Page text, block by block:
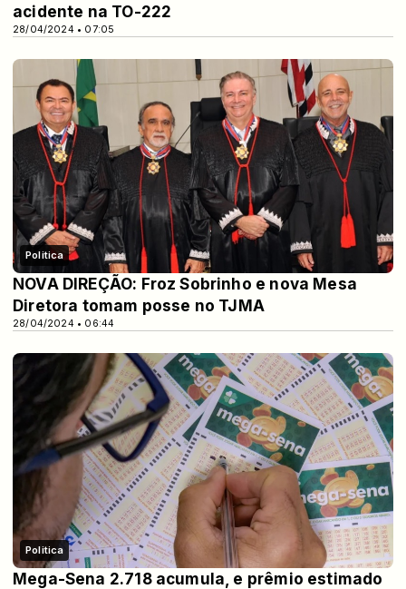
28/04/2024 • 07:05
acidente na TO-222
Politica
28/04/2024 • 06:44
NOVA DIREÇÃO: Froz Sobrinho e nova Mesa
Diretora tomam posse no TJMA
Politica
Mega-Sena 2.718 acumula, e prêmio estimado